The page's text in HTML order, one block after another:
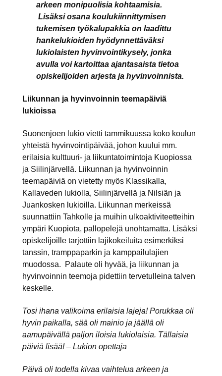
arkeen monipuolisia kohtaamisia.
Lisäksi osana koulukiinnittymisen
tukemisen työkalupakkia on laadittu
hankelukioiden hyödynnettäväksi
lukiolaisten hyvinvointikysely, jonka
avulla voi kartoittaa ajantasaista tietoa
opiskelijoiden arjesta ja hyvinvoinnista.
Liikunnan ja hyvinvoinnin teemapäiviä
lukioissa
Suonenjoen lukio vietti tammikuussa koko koulun
yhteistä hyvinvointipäivää, johon kuului mm.
erilaisia kulttuuri- ja liikuntatoimintoja Kuopiossa
ja Siilinjärvellä. Liikunnan ja hyvinvoinnin
teemapäiviä on vietetty myös Klassikalla,
Kallaveden lukiolla, Siilinjärvellä ja Nilsiän ja
Juankosken lukioilla. Liikunnan merkeissä
suunnattiin Tahkolle ja muihin ulkoaktiviteetteihin
ympäri Kuopiota, pallopelejä unohtamatta. Lisäksi
opiskelijoille tarjottiin lajikokeiluita esimerkiksi
tanssin, tramppaparkin ja kamppailulajien
muodossa. Palaute oli hyvää, ja liikunnan ja
hyvinvoinnin teemoja pidettiin tervetulleina talven
keskelle.
Tosi ihana valikoima erilaisia lajeja! Porukkaa oli
hyvin paikalla, sää oli mainio ja jäällä oli
aamupäivällä paljon iloisia lukiolaisia. Tällaisia
päiviä lisää! – Lukion opettaja
Päivä oli todella kivaa vaihtelua arkeen ja